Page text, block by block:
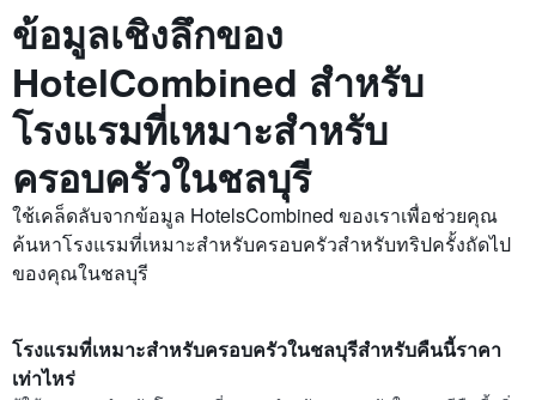
ข้อมูลเชิงลึกของ
HotelCombined สำหรับ
โรงแรมที่เหมาะสำหรับ
ครอบครัวในชลบุรี
ใช้เคล็ดลับจากข้อมูล HotelsCombined ของเราเพื่อช่วยคุณ
ค้นหาโรงแรมที่เหมาะสำหรับครอบครัวสำหรับทริปครั้งถัดไป
ของคุณในชลบุรี
โรงแรมที่เหมาะสำหรับครอบครัวในชลบุรีสำหรับคืนนี้ราคา
เท่าไหร่